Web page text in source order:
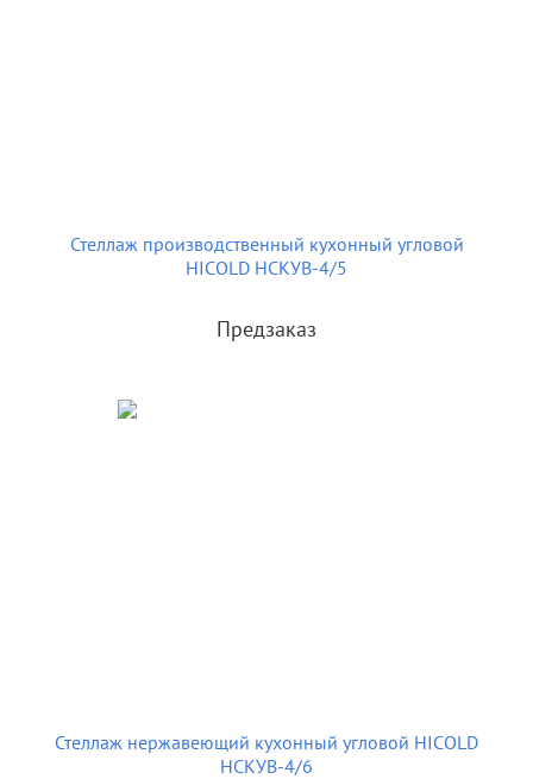
Стеллаж производственный кухонный угловой
HICOLD НСКУВ-4/5
Предзаказ
Стеллаж нержавеющий кухонный угловой HICOLD
НСКУВ-4/6